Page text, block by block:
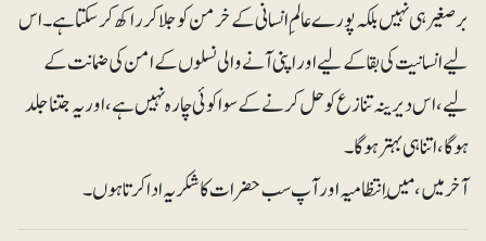
برصغیر ہی نہیں بلکہ پورے عالمِ انسانی کے خرمن کو جلاکر راکھ کرسکتا ہے۔اس
لیے انسانیت کی بقا کے لیے اور اپنی آنے والی نسلوں کے امن کی ضمانت کے
لیے، اس دیرینہ تنازع کو حل کرنے کے سوا کوئی چارہ نہیں ہے، اور یہ جتنا جلد
ہوگا، اتنا ہی بہتر ہوگا۔
آخر میں، مَیں انتظامیہ اور آپ سب حضرات کا شکریہ ادا کرتا ہوں۔